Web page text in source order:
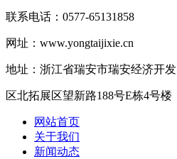
联系电话：0577-65131858
网址：www.yongtaijixie.cn
地址：浙江省瑞安市瑞安经济开发
区北拓展区望新路188号E栋4号楼
网站首页
关于我们
新闻动态